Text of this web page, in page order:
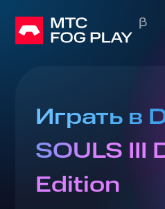
Играть в
SOULS III
Edition